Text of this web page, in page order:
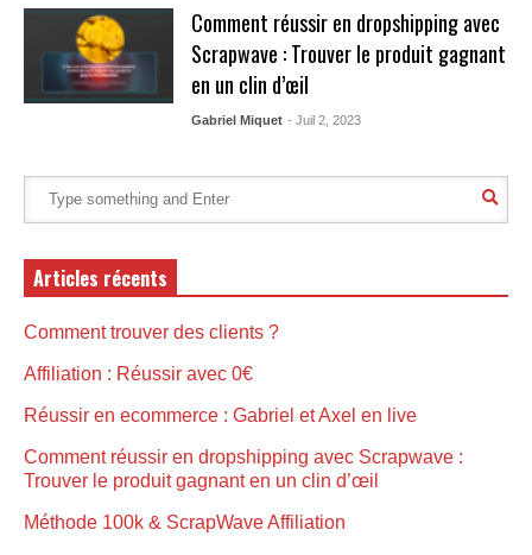
Comment réussir en dropshipping avec
Scrapwave : Trouver le produit gagnant
en un clin d’œil
Gabriel Miquet - Juil 2, 2023
Articles récents
Comment trouver des clients ?
Affiliation : Réussir avec 0€
Réussir en ecommerce : Gabriel et Axel en live
Comment réussir en dropshipping avec Scrapwave :
Trouver le produit gagnant en un clin d’œil
Méthode 100k & ScrapWave Affiliation